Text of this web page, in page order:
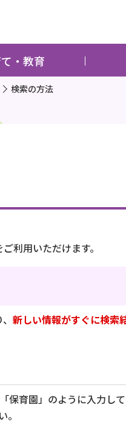
・教育
検索の方法
利用いただけます。
、新しい情報がすぐに検索
保育園」のように入力